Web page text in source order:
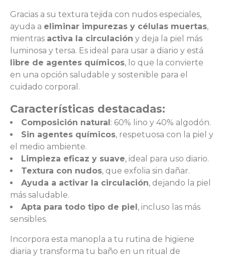
Gracias a su textura tejida con nudos especiales,
ayuda a eliminar impurezas y células muertas,
mientras activa la circulación y deja la piel más
luminosa y tersa. Es ideal para usar a diario y está
libre de agentes químicos, lo que la convierte
en una opción saludable y sostenible para el
cuidado corporal.
Características destacadas:
Composición natural : 60% lino y 40% algodón.
Sin agentes químicos, respetuosa con la piel y
el medio ambiente.
Limpieza eficaz y suave, ideal para uso diario.
Textura con nudos, que exfolia sin dañar.
Ayuda a activar la circulación, dejando la piel
más saludable.
Apta para todo tipo de piel , incluso las más
sensibles.
Incorpora esta manopla a tu rutina de higiene
diaria y transforma tu baño en un ritual de